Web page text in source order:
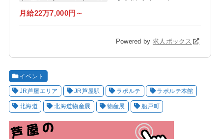
月給22万7,000円～
Powered by 求人ボックス
イベント
JR芦屋エリア JR芦屋駅 ラポルテ ラポルテ本館
北海道 北海道物産展 物産展 船戸町